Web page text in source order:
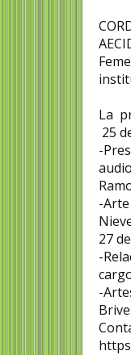
La
25
-
-
27
-
-